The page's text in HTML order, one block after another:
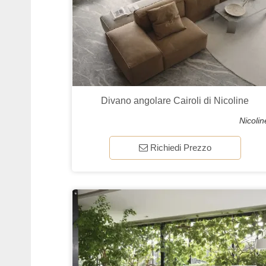
Divano angolare Cairoli di Nicoline
Richiedi Prezzo